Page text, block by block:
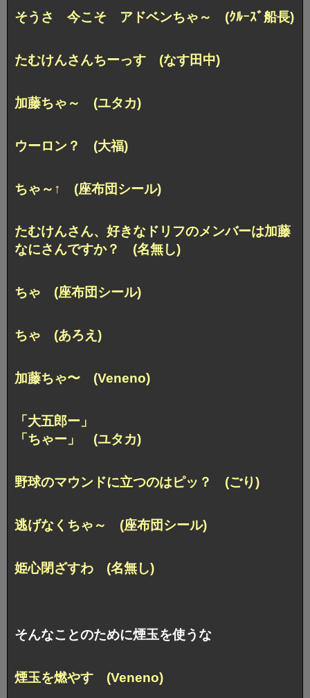
そうさ 今こそ アドベンちゃ～ (ｸﾙｰｽﾞ船長)
たむけんさんちーっす (なす田中)
加藤ちゃ～ (ユタカ)
ウーロン？ (大福)
ちゃ～↑ (座布団シール)
たむけんさん、好きなドリフのメンバーは加藤
なにさんですか？ (名無し)
ちゃ (座布団シール)
ちゃ (あろえ)
加藤ちゃ〜 (Veneno)
「大五郎ー」
「ちゃー」 (ユタカ)
野球のマウンドに立つのはピッ？ (ごり)
逃げなくちゃ～ (座布団シール)
姫心閉ざすわ (名無し)
そんなことのために煙玉を使うな
煙玉を燃やす (Veneno)